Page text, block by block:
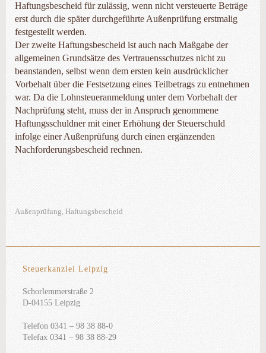
Haftungsbescheid für zulässig, wenn nicht versteuerte Beträge
erst durch die später durchgeführte Außenprüfung erstmalig
festgestellt werden.
Der zweite Haftungsbescheid ist auch nach Maßgabe der
allgemeinen Grundsätze des Vertrauensschutzes nicht zu
beanstanden, selbst wenn dem ersten kein ausdrücklicher
Vorbehalt über die Festsetzung eines Teilbetrags zu entnehmen
war. Da die Lohnsteueranmeldung unter dem Vorbehalt der
Nachprüfung steht, muss der in Anspruch genommene
Haftungsschuldner mit einer Erhöhung der Steuerschuld
infolge einer Außenprüfung durch einen ergänzenden
Nachforderungsbescheid rechnen.
Außenprüfung, Haftungsbescheid
Steuerkanzlei Leipzig
Schorlemmerstraße 2
D-04155 Leipzig
Telefon 0341 – 98 38 88-0
Telefax 0341 – 98 38 88-29